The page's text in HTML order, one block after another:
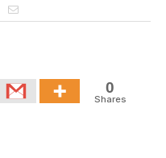
0
Shares